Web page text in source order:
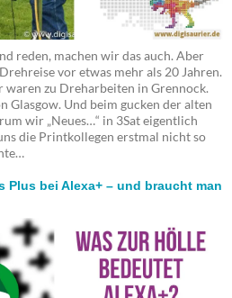
reden, machen wir das auch. Aber
vor etwas mehr als 20 Jahren.
waren zu Dreharbeiten in Grennock.
Glasgow. Und beim gucken der alten
wir „Neues…“ in 3Sat eigentlich
die Printkollegen erstmal nicht so
Plus bei Alexa+ – und braucht man